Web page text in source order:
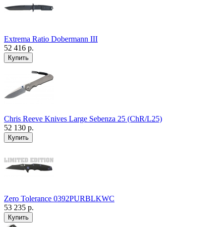
Extrema Ratio Dobermann III
52 416 р.
Chris Reeve Knives Large Sebenza 25 (ChR/L25)
52 130 р.
Zero Tolerance 0392PURBLKWC
53 235 р.